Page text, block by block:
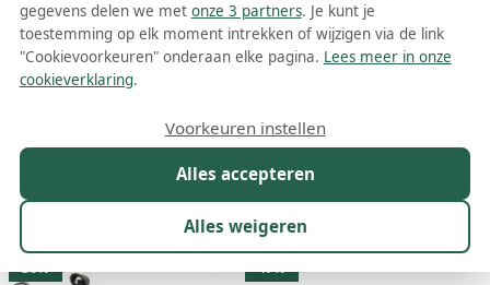
Panama Jack dames chelsea boots
Meer lezen
Model Kleur
21 resultaten:
30% 47%
gegevens delen we met onze 3 partners. Je kunt je
toestemming op elk moment intrekken of wijzigen via de link
"Cookievoorkeuren" onderaan elke pagina. Lees meer in onze
cookieverklaring.
Alles accepteren
Alles weigeren
Voorkeuren instellen